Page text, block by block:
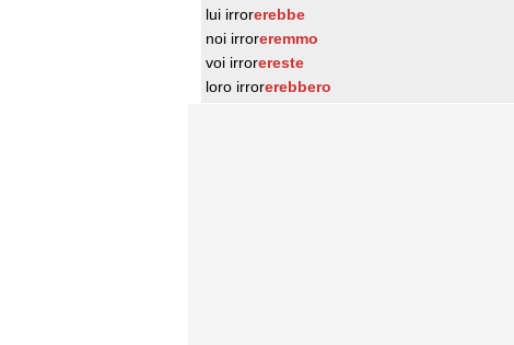
lui irrorerebbe
noi irroreremmo
voi irrorereste
loro irrorerebbero